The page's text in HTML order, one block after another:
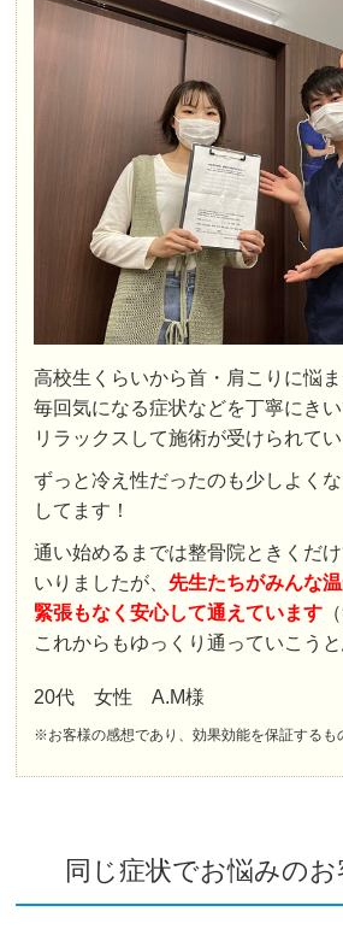
高校生くらいから首・肩こりに悩ま
毎回気になる症状などを丁寧にき
リラックスして施術が受けられてい
ずっと冷え性だったのも少しよく
してます！
通い始めるまでは整骨院ときくだ
いりましたが、先生たちがみんな
緊張もなく安心して通えています
これからもゆっくり通っていこうと
20代 女性 A.M様
※お客様の感想であり、効果効能を保証するも
同じ症状でお悩みの